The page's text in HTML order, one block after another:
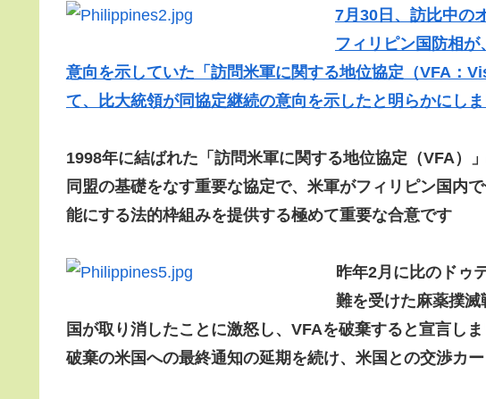
7月30日、訪比中の
フィリピン国防相
意向を示していた「訪問米軍に関する地位協定（VFA：
て、比大統領が同協定継続の意向を示したと明らかにし
1998年に結ばれた「訪問米軍に関する地位協定（VFA）
同盟の基礎をなす重要な協定で、米軍がフィリピン国内
能にする法的枠組みを提供する極めて重要な合意です
昨年2月に比のドゥ
難を受けた麻薬撲
国が取り消したことに激怒し、VFAを破棄すると宣言し
破棄の米国への最終通知の延期を続け、米国との交渉カ